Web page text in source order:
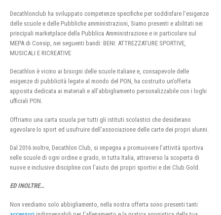
Decathlonclub ha sviluppato competenze specifiche per soddisfare l’esigenze
delle scuole e delle Pubbliche amministrazioni, Siamo presenti e abilitati nei
principali marketplace della Pubblica Amministrazione e in particolare sul
MEPA di Consip, nei seguenti bandi: BENI: ATTREZZATURE SPORTIVE,
MUSICALI E RICREATIVE
Decathlon è vicino ai bisogni delle scuole italiane e, consapevole delle
esigenze di pubblicità legate al mondo del PON, ha costruito un’offerta
apposita dedicata ai materiali e all’abbigliamento personalizzabile con i loghi
ufficiali PON.
Offriamo una carta scuola per tutti gli istituti scolastici che desiderano
agevolare lo sport ed usufruire dell’associazione delle carte dei propri alunni.
Dal 2016 inoltre, Decathlon Club, si impegna a promuovere l’attività sportiva
nelle scuole di ogni ordine e grado, in tutta Italia, attraverso la scoperta di
nuove e inclusive discipline con l’aiuto dei propri sportivi e dei Club Gold.
ED INOLTRE…
Non vendiamo solo abbigliamento, nella nostra offerta sono presenti tanti